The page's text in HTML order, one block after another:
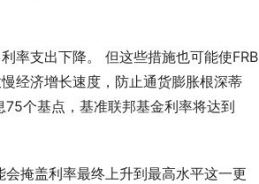
率支出下降。 但这些措施也可能使FRB
经济增长速度，防止通货膨胀根深蒂
个基点，基准联邦基金利率将达到
掩盖利率最终上升到最高水平这一更